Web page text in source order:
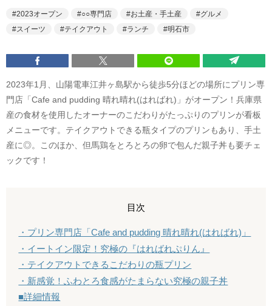
2023オープン ○○専門店 お土産・手土産
グルメ
スイーツ
テイクアウト ランチ 明石市
2023年1月、山陽電車江井ヶ島駅から徒歩5分ほどの場所にプリン専
門店「Cafe and pudding 晴れ晴れ(はればれ)」がオープン！兵庫県
産の食材を使用したオーナーのこだわりがたっぷりのプリンが看板
メニューです。テイクアウトできる瓶タイプのプリンもあり、手土
産に◎。このほか、但馬鶏をとろとろの卵で包んだ親子丼も要チェ
ックです！
目次
・プリン専門店「Cafe and pudding 晴れ晴れ(はればれ)」
・イートイン限定！究極の『はればれぷりん』
・テイクアウトできるこだわりの瓶プリン
・新感覚！ふわとろ食感がたまらない究極の親子丼
■詳細情報